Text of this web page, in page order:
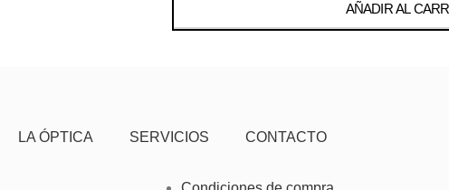
AÑADIR AL
LA ÓPTICA SERVICIOS CONTACTO